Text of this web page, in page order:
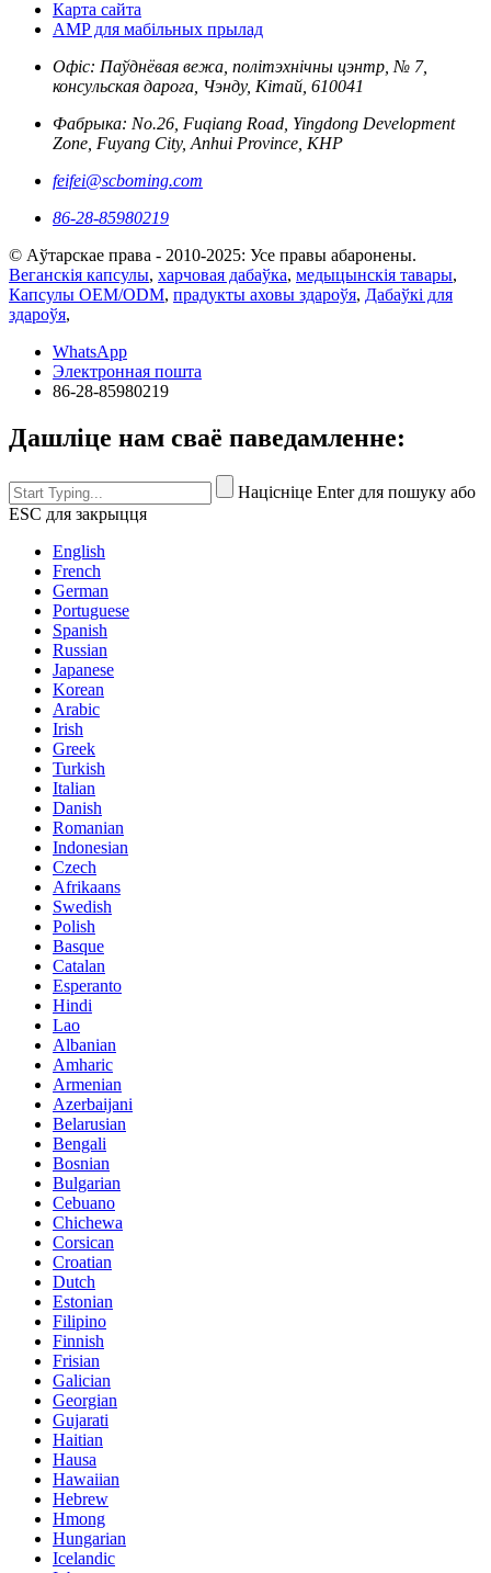
Карта сайта
AMP для мабільных прылад
Офіс: Паўднёвая вежа, політэхнічны цэнтр, № 7,
консульская дарога, Чэнду, Кітай, 610041
Фабрыка: No.26, Fuqiang Road, Yingdong Development
Zone, Fuyang City, Anhui Province, КНР
feifei@scboming.com
86-28-85980219
© Аўтарскае права - 2010-2025: Усе правы абаронены.
Веганскія капсулы, харчовая дабаўка, медыцынскія тавары,
Капсулы OEM/ODM, прадукты аховы здароўя, Дабаўкі для
здароўя,
WhatsApp
Электронная пошта
86-28-85980219
Дашліце нам сваё паведамленне:
Націсніце Enter для пошуку або
ESC для закрыцця
English
French
German
Portuguese
Spanish
Russian
Japanese
Korean
Arabic
Irish
Greek
Turkish
Italian
Danish
Romanian
Indonesian
Czech
Afrikaans
Swedish
Polish
Basque
Catalan
Esperanto
Hindi
Lao
Albanian
Amharic
Armenian
Azerbaijani
Belarusian
Bengali
Bosnian
Bulgarian
Cebuano
Chichewa
Corsican
Croatian
Dutch
Estonian
Filipino
Finnish
Frisian
Galician
Georgian
Gujarati
Haitian
Hausa
Hawaiian
Hebrew
Hmong
Hungarian
Icelandic